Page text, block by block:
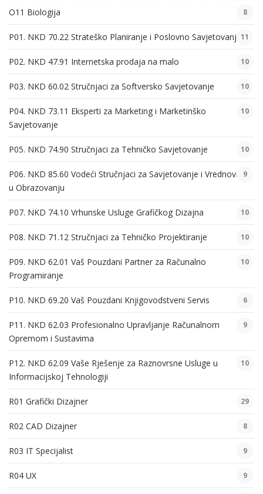
O11 Biologija 8
P01. NKD 70.22 Strateško Planiranje i Poslovno Savjetovanje11
P02. NKD 47.91 Internetska prodaja na malo 10
P03. NKD 60.02 Stručnjaci za Softversko Savjetovanje 10
P04. NKD 73.11 Eksperti za Marketing i Marketinško
Savjetovanje
10
P05. NKD 74.90 Stručnjaci za Tehničko Savjetovanje 10
P06. NKD 85.60 Vodeći Stručnjaci za Savjetovanje i Vrednovanje
u Obrazovanju
9
P07. NKD 74.10 Vrhunske Usluge Grafičkog Dizajna 10
P08. NKD 71.12 Stručnjaci za Tehničko Projektiranje 10
P09. NKD 62.01 Vaš Pouzdani Partner za Računalno
Programiranje
10
P10. NKD 69.20 Vaš Pouzdani Knjigovodstveni Servis 6
P11. NKD 62.03 Profesionalno Upravljanje Računalnom
Opremom i Sustavima
9
P12. NKD 62.09 Vaše Rješenje za Raznovrsne Usluge u
Informacijskoj Tehnologiji
10
R01 Grafički Dizajner 29
R02 CAD Dizajner 8
R03 IT Specijalist 9
R04 UX 9